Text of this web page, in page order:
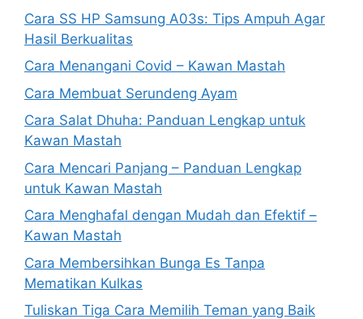
Cara SS HP Samsung A03s: Tips Ampuh Agar
Hasil Berkualitas
Cara Menangani Covid – Kawan Mastah
Cara Membuat Serundeng Ayam
Cara Salat Dhuha: Panduan Lengkap untuk
Kawan Mastah
Cara Mencari Panjang – Panduan Lengkap
untuk Kawan Mastah
Cara Menghafal dengan Mudah dan Efektif –
Kawan Mastah
Cara Membersihkan Bunga Es Tanpa
Mematikan Kulkas
Tuliskan Tiga Cara Memilih Teman yang Baik